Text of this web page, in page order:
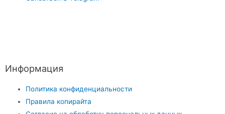
Информация
Политика конфиденциальности
Правила копирайта